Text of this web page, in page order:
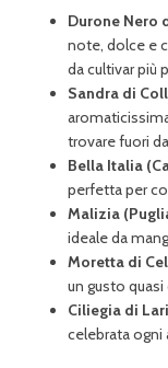
Durone Nero
note, dolce e
da cultivar più
Sandra di
trovare fuori
Bella Italia
perfetta per
Malizia
ideale da
Moretta di
un gusto quasi
Ciliegia di
celebrata ogni